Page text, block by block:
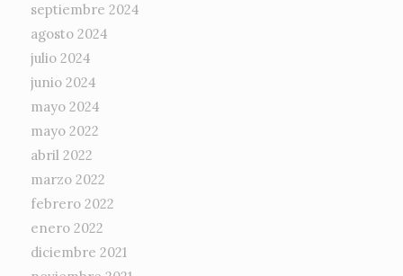
septiembre 2024
agosto 2024
julio 2024
junio 2024
mayo 2024
mayo 2022
abril 2022
marzo 2022
febrero 2022
enero 2022
diciembre 2021